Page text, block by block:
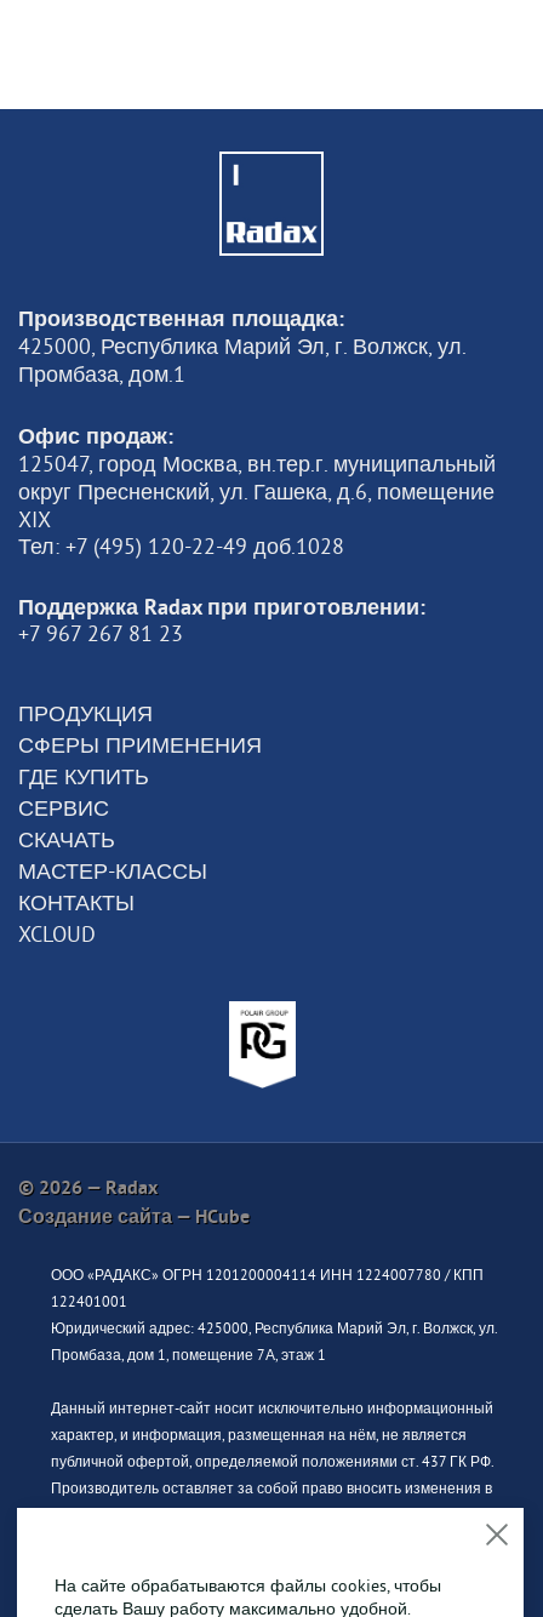
ASWT01
ВОДЫ
Производственная площадка:
425000, Республика Марий Эл, г. Волжск, ул.
Промбаза, дом.1
Офис продаж:
125047, город Москва, вн.тер.г. муниципальный
округ Пресненский, ул. Гашека, д.6, помещение
XIX
Тел: +7 (495) 120-22-49 доб.1028
Поддержка Radax при приготовлении:
+7 967 267 81 23
ПРОДУКЦИЯ
СФЕРЫ ПРИМЕНЕНИЯ
ГДЕ КУПИТЬ
СЕРВИС
СКАЧАТЬ
МАСТЕР-КЛАССЫ
КОНТАКТЫ
XCLOUD
© 2026 — Radax
Создание сайта —HCube
ООО «РАДАКС» ОГРН 1201200004114 ИНН 1224007780 / КПП
122401001
Юридический адрес: 425000, Республика Марий Эл, г. Волжск, ул.
Промбаза, дом 1, помещение 7А, этаж 1
Данный интернет-сайт носит исключительно информационный
характер, и информация, размещенная на нём, не является
публичной офертой, определяемой положениями ст. 437 ГК РФ.
Производитель оставляет за собой право вносить изменения в
уведомления. За актуальной информацией просьба обращаться к
На сайте обрабатываются файлы cookies, чтобы
сделать Вашу работу максимально удобной.